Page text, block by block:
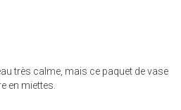
très calme, mais ce paquet de vase
en miettes.